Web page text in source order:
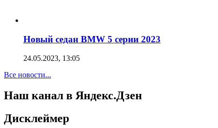
Новый седан BMW 5 серии 2023
24.05.2023, 13:05
Все новости...
Наш канал в Яндекс.Дзен
Дисклеймер